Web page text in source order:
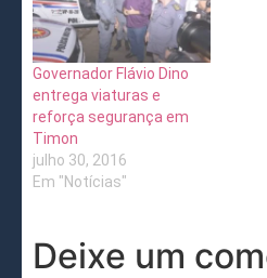
Governador Flávio Dino
entrega viaturas e
reforça segurança em
Timon
julho 30, 2016
Em "Notícias"
Deixe um